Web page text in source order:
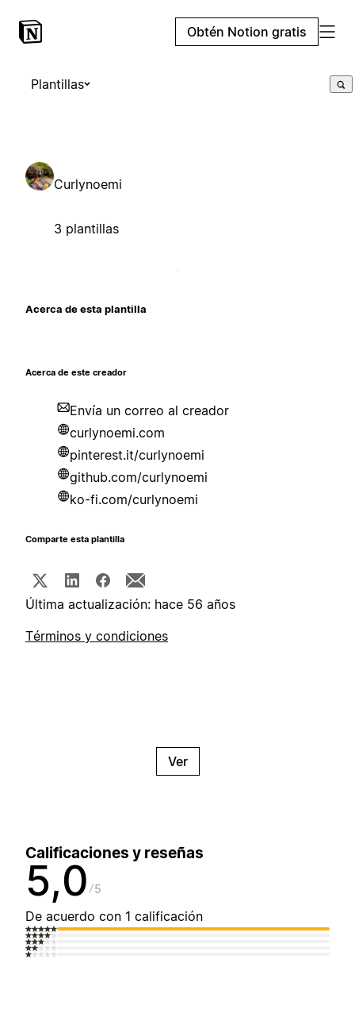
Obtén Notion gratis
Plantillas
Curlynoemi
3 plantillas
Acerca de esta plantilla
Acerca de este creador
Envía un correo al creador
curlynoemi.com
pinterest.it/curlynoemi
github.com/curlynoemi
ko-fi.com/curlynoemi
Comparte esta plantilla
Última actualización: hace 56 años
Términos y condiciones
Ver
Calificaciones y reseñas
5,0 5
De acuerdo con 1 calificación